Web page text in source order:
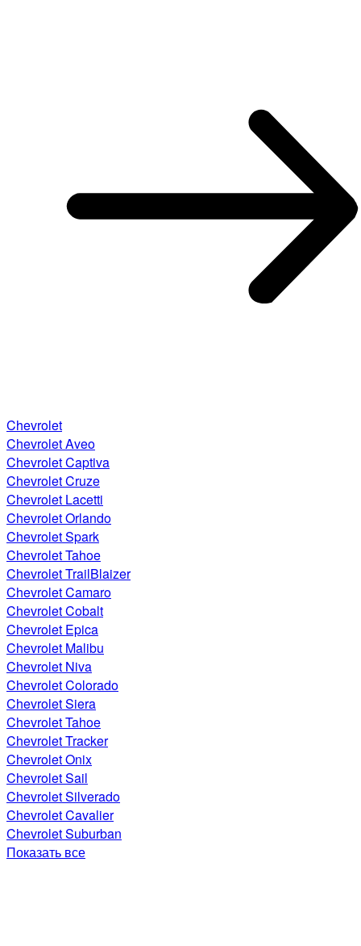
Chevrolet
Chevrolet Aveo
Chevrolet Captiva
Chevrolet Cruze
Chevrolet Lacetti
Chevrolet Orlando
Chevrolet Spark
Chevrolet Tahoe
Chevrolet TrailBlaizer
Chevrolet Camaro
Chevrolet Cobalt
Chevrolet Epica
Chevrolet Malibu
Chevrolet Niva
Chevrolet Colorado
Chevrolet Siera
Chevrolet Tahoe
Chevrolet Tracker
Chevrolet Onix
Chevrolet Sail
Chevrolet Silverado
Chevrolet Cavalier
Chevrolet Suburban
Показать все